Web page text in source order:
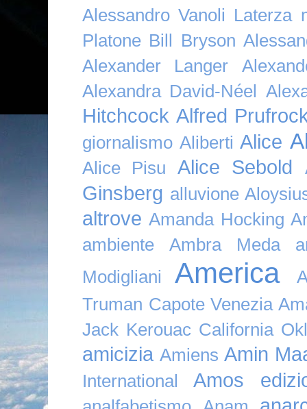
Alessandro Vanoli Laterza
Platone Bill Bryson
Alexander Langer
Alexandra David-Néel
Hitchcock Alfred
giornalismo Aliberti Alice
Alice Pisu Alice Sebold
Ginsberg alluvione
altrove Amanda Hocking
ambiente
Ambra Meda
Modigliani
America
Truman Capote Venezia
Jack Kerouac California
amicizia Amiens Amin
International Amos